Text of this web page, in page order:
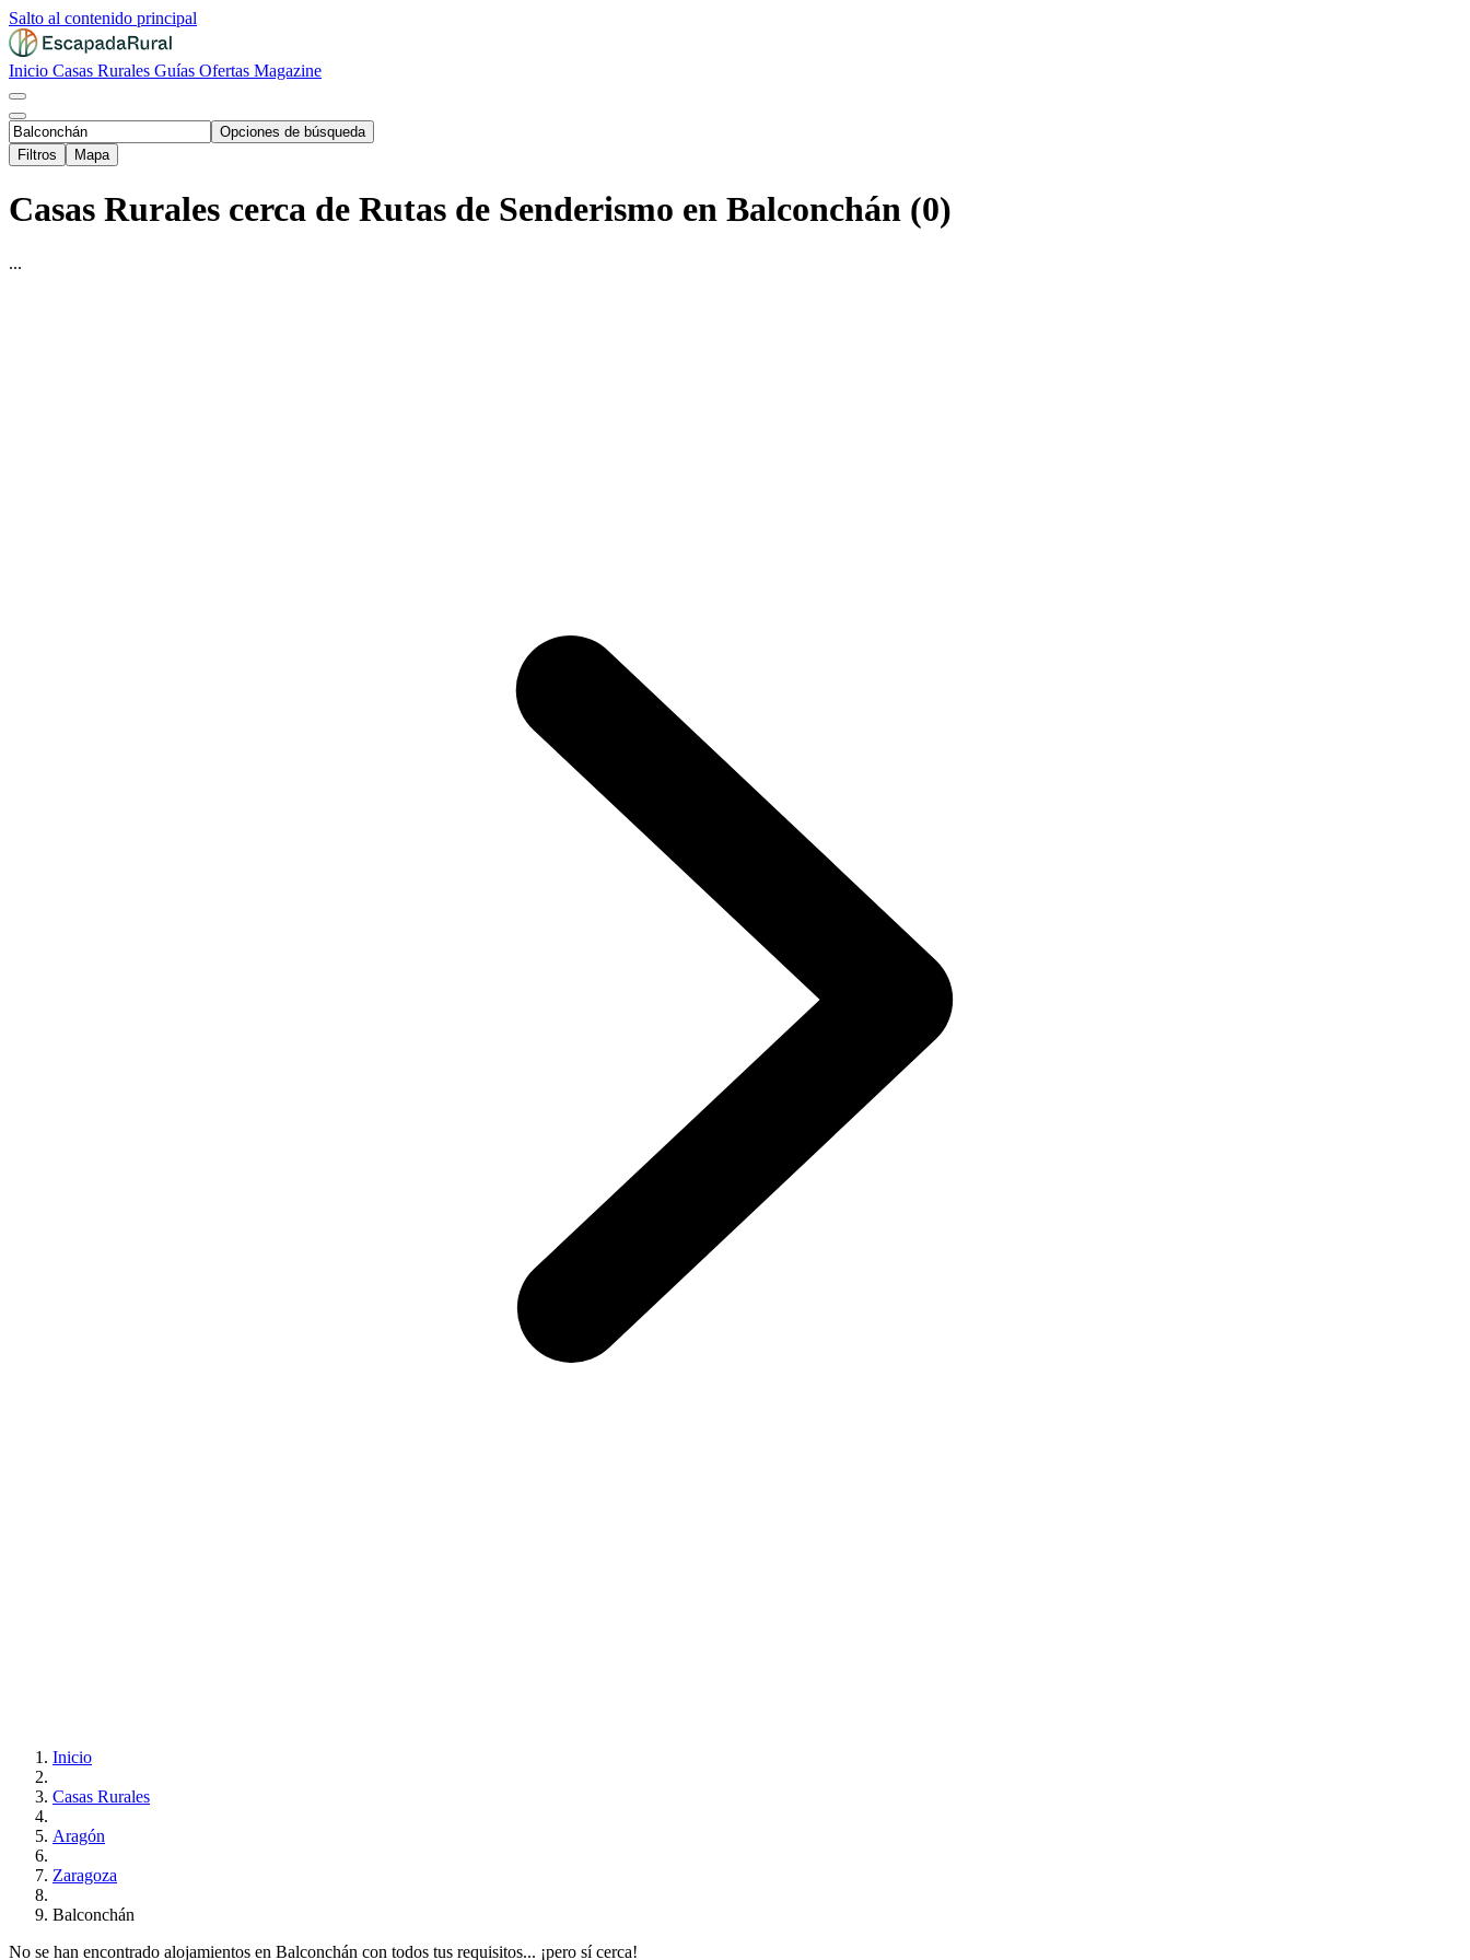
Salto al contenido principal
Inicio Casas Rurales Guías Ofertas Magazine
Opciones de búsqueda
Filtros
Mapa
Casas Rurales cerca de Rutas de Senderismo en Balconchán (0)
...
Inicio
Casas Rurales
Aragón
Zaragoza
Balconchán
No se han encontrado alojamientos en Balconchán con todos tus requisitos... ¡pero sí cerca!